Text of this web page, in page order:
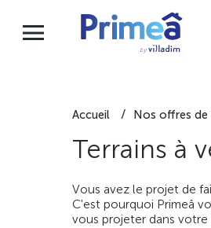
Accueil Nos offres de
Terrains à
Vous avez le projet de
C'est pourquoi Primeâ
vous projeter dans